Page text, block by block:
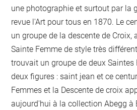
une photographie et surtout par la
revue l'Art pour tous en 1870. Le
un groupe de la descente de
Sainte Femme de style très
trouvait un groupe de deux Saintes
deux figures : saint jean et ce
Femmes et la Descente de croix
aujourd'hui à la collection Abegg à